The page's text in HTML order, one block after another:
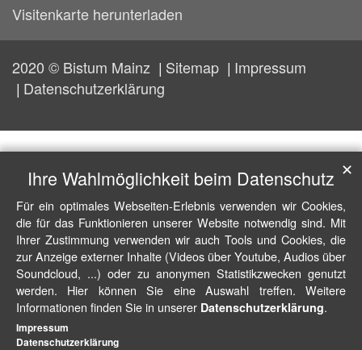
Visitenkarte herunterladen
2020 © Bistum Mainz Sitemap
Impressum
Datenschutzerklärung
Ihre Wahlmöglichkeit beim Datenschutz
Für ein optimales Webseiten-Erlebnis verwenden wir Cookies,
die für das Funktionieren unserer Website notwendig sind. Mit
Ihrer Zustimmung verwenden wir auch Tools und Cookies, die
zur Anzeige externer Inhalte (Videos über Youtube, Audios über
Soundcloud, ...) oder zu anonymen Statistikzwecken genutzt
werden. Hier können Sie eine Auswahl treffen. Weitere
Informationen finden Sie in unserer Datenschutzerklärung.
✕
Impressum
Datenschutzerklärung